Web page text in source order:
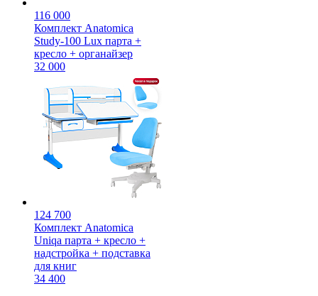
116 000
Комплект Anatomica
Study-100 Lux парта +
кресло + органайзер
32 000
124 700
Комплект Anatomica
Uniqa парта + кресло +
надстройка + подставка
для книг
34 400